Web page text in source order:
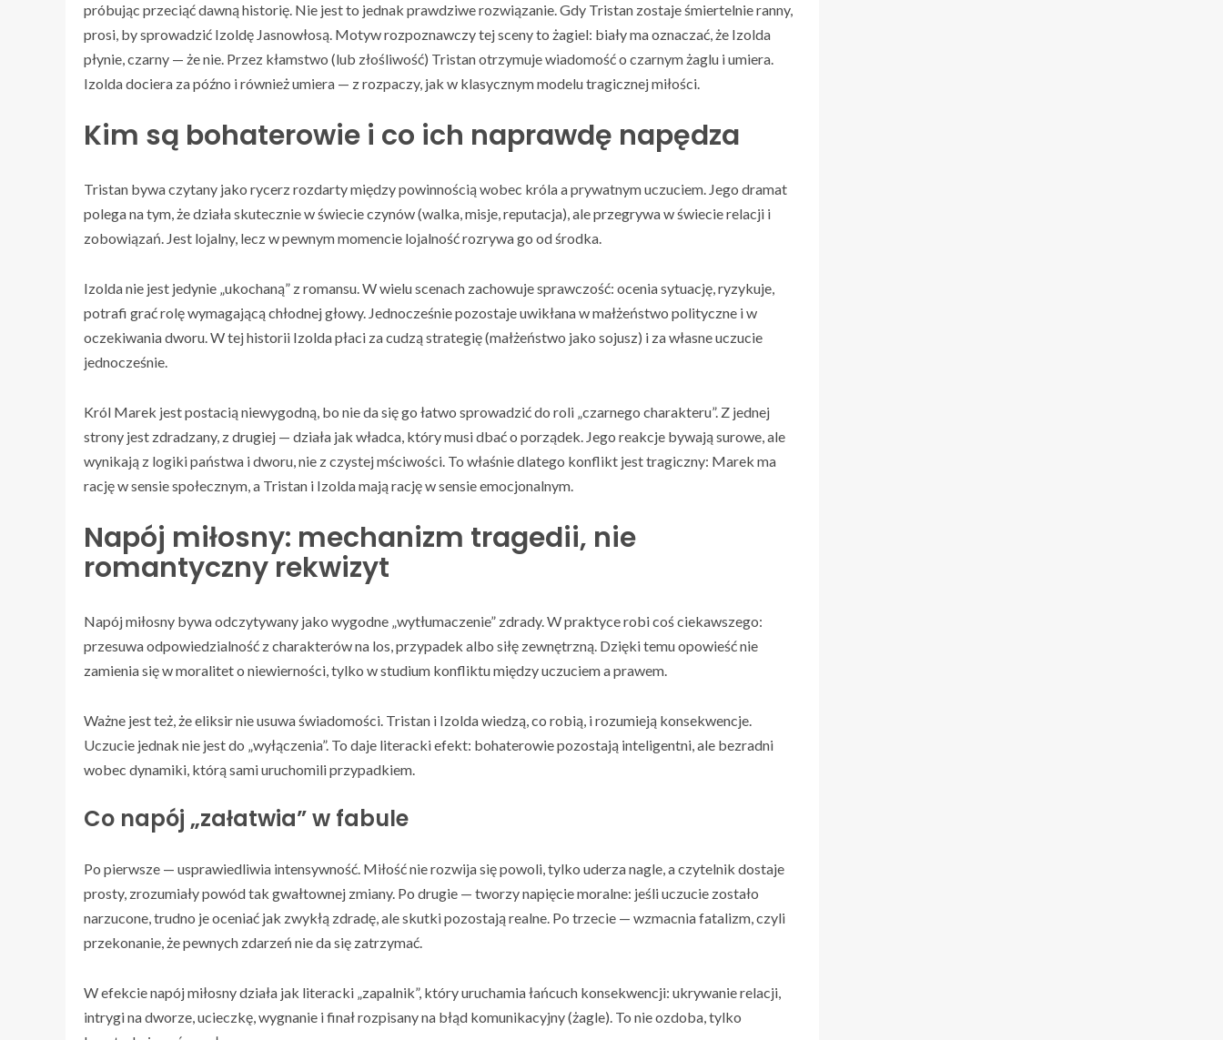
próbując przeciąć dawną historię. Nie jest to jednak prawdziwe rozwiązanie. Gdy Tristan zostaje śmiertelnie ranny,
prosi, by sprowadzić Izoldę Jasnowłosą. Motyw rozpoznawczy tej sceny to żagiel: biały ma oznaczać, że Izolda
płynie, czarny — że nie. Przez kłamstwo (lub złośliwość) Tristan otrzymuje wiadomość o czarnym żaglu i umiera.
Izolda dociera za późno i również umiera — z rozpaczy, jak w klasycznym modelu tragicznej miłości.
Kim są bohaterowie i co ich naprawdę napędza
Tristan bywa czytany jako rycerz rozdarty między powinnością wobec króla a prywatnym uczuciem. Jego dramat
polega na tym, że działa skutecznie w świecie czynów (walka, misje, reputacja), ale przegrywa w świecie relacji i
zobowiązań. Jest lojalny, lecz w pewnym momencie lojalność rozrywa go od środka.
Izolda nie jest jedynie „ukochaną” z romansu. W wielu scenach zachowuje sprawczość: ocenia sytuację, ryzykuje,
potrafi grać rolę wymagającą chłodnej głowy. Jednocześnie pozostaje uwikłana w małżeństwo polityczne i w
oczekiwania dworu. W tej historii Izolda płaci za cudzą strategię (małżeństwo jako sojusz) i za własne uczucie
jednocześnie.
Król Marek jest postacią niewygodną, bo nie da się go łatwo sprowadzić do roli „czarnego charakteru”. Z jednej
strony jest zdradzany, z drugiej — działa jak władca, który musi dbać o porządek. Jego reakcje bywają surowe, ale
wynikają z logiki państwa i dworu, nie z czystej mściwości. To właśnie dlatego konflikt jest tragiczny: Marek ma
rację w sensie społecznym, a Tristan i Izolda mają rację w sensie emocjonalnym.
Napój miłosny: mechanizm tragedii, nie
romantyczny rekwizyt
Napój miłosny bywa odczytywany jako wygodne „wytłumaczenie” zdrady. W praktyce robi coś ciekawszego:
przesuwa odpowiedzialność z charakterów na los, przypadek albo siłę zewnętrzną. Dzięki temu opowieść nie
zamienia się w moralitet o niewierności, tylko w studium konfliktu między uczuciem a prawem.
Ważne jest też, że eliksir nie usuwa świadomości. Tristan i Izolda wiedzą, co robią, i rozumieją konsekwencje.
Uczucie jednak nie jest do „wyłączenia”. To daje literacki efekt: bohaterowie pozostają inteligentni, ale bezradni
wobec dynamiki, którą sami uruchomili przypadkiem.
Co napój „załatwia” w fabule
Po pierwsze — usprawiedliwia intensywność. Miłość nie rozwija się powoli, tylko uderza nagle, a czytelnik dostaje
prosty, zrozumiały powód tak gwałtownej zmiany. Po drugie — tworzy napięcie moralne: jeśli uczucie zostało
narzucone, trudno je oceniać jak zwykłą zdradę, ale skutki pozostają realne. Po trzecie — wzmacnia fatalizm, czyli
przekonanie, że pewnych zdarzeń nie da się zatrzymać.
W efekcie napój miłosny działa jak literacki „zapalnik”, który uruchamia łańcuch konsekwencji: ukrywanie relacji,
intrygi na dworze, ucieczkę, wygnanie i finał rozpisany na błąd komunikacyjny (żagle). To nie ozdoba, tylko